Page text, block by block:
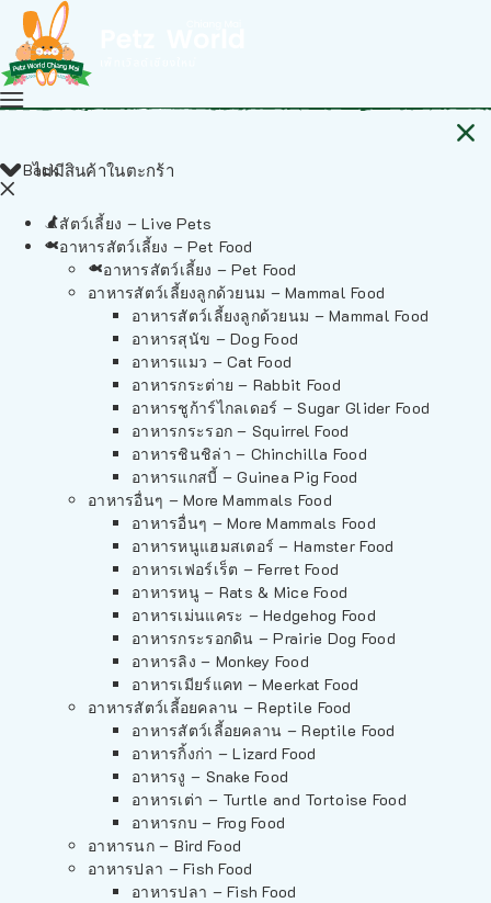
ไม่มีสินค้าในตะกร้า
Back
สัตว์เลี้ยง – Live Pets
อาหารสัตว์เลี้ยง – Pet Food
อาหารสัตว์เลี้ยง – Pet Food
อาหารสัตว์เลี้ยงลูกด้วยนม – Mammal Food
อาหารสัตว์เลี้ยงลูกด้วยนม – Mammal Food
อาหารสุนัข – Dog Food
อาหารแมว – Cat Food
อาหารกระต่าย – Rabbit Food
อาหารชูก้าร์ไกลเดอร์ – Sugar Glider Food
อาหารกระรอก – Squirrel Food
อาหารชินชิล่า – Chinchilla Food
อาหารแกสบี้ – Guinea Pig Food
อาหารอื่นๆ – More Mammals Food
อาหารอื่นๆ – More Mammals Food
อาหารหนูแฮมสเตอร์ – Hamster Food
อาหารเฟอร์เร็ต – Ferret Food
อาหารหนู – Rats & Mice Food
อาหารเม่นแคระ – Hedgehog Food
อาหารกระรอกดิน – Prairie Dog Food
อาหารลิง – Monkey Food
อาหารเมียร์แคท – Meerkat Food
อาหารสัตว์เลี้อยคลาน – Reptile Food
อาหารสัตว์เลี้อยคลาน – Reptile Food
อาหารกิ้งก่า – Lizard Food
อาหารงู – Snake Food
อาหารเต่า – Turtle and Tortoise Food
อาหารกบ – Frog Food
อาหารนก – Bird Food
อาหารปลา – Fish Food
อาหารปลา – Fish Food